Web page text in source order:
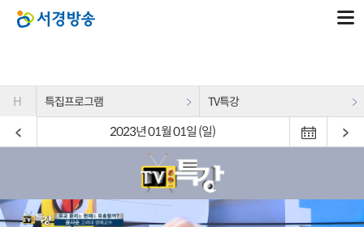
H 특집프로그램 TV특강
2023년 01월 01일 (일)